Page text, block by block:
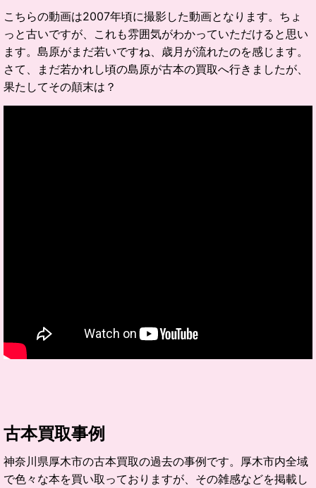
こちらの動画は2007年頃に撮影した動画となります。ちょ
っと古いですが、これも雰囲気がわかっていただけると思い
ます。島原がまだ若いですね、歳月が流れたのを感じます。
さて、まだ若かれし頃の島原が古本の買取へ行きましたが、
果たしてその顛末は？
古本買取事例
神奈川県厚木市の古本買取の過去の事例です。厚木市内全域
で色々な本を買い取っておりますが、その雑感などを掲載し